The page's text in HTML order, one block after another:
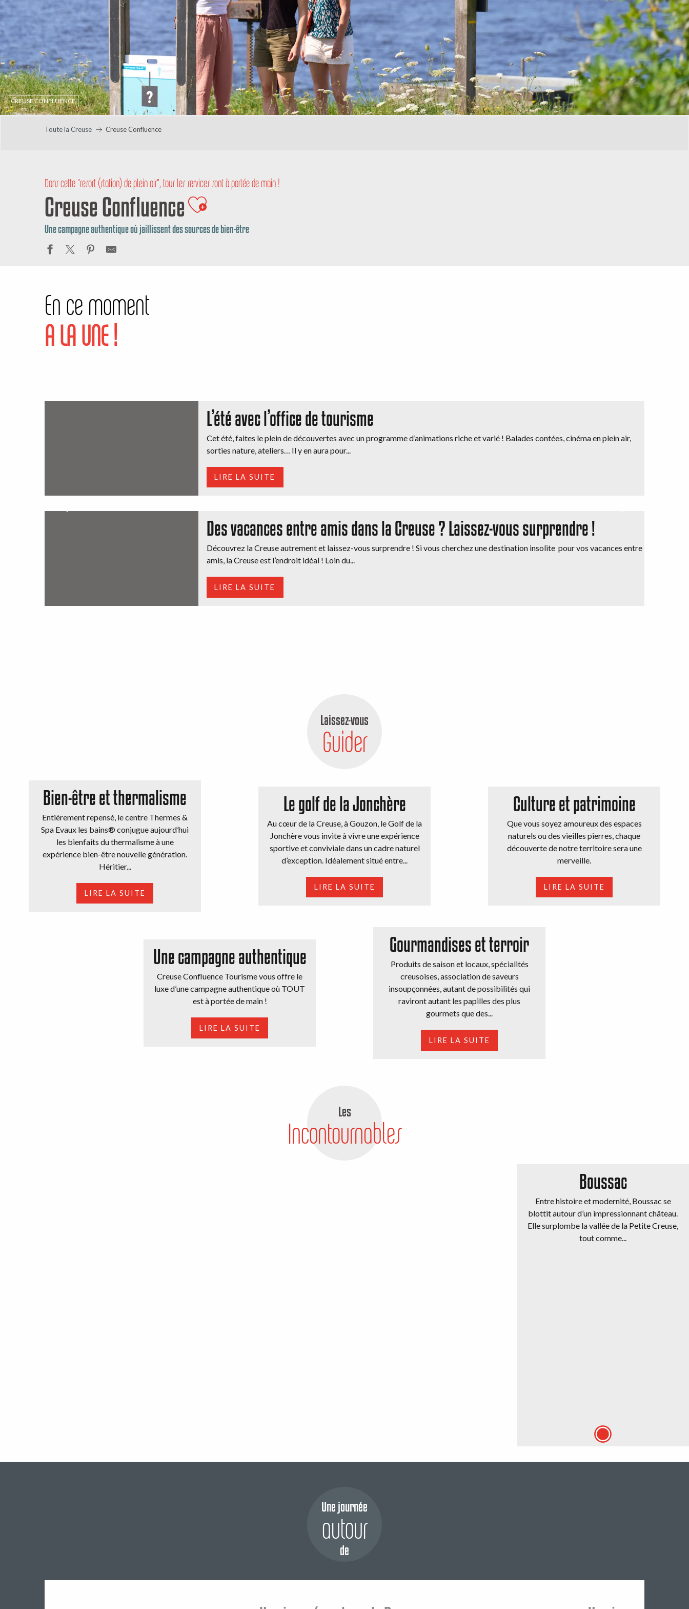
CREUSE CONFLUENCE
Toute la Creuse Creuse Confluence
Dans cette "resort (station) de plein air", tous les services sont à portée de main !
Creuse ConfluenceAjouter aux favoris
Une campagne authentique où jaillissent des sources de bien-être
En ce moment
A LA UNE !
L’été avec l’office de tourisme
Cet été, faites le plein de découvertes avec un programme d’animations riche et varié ! Balades contées, cinéma en plein air,
sorties nature, ateliers… Il y en aura pour...
LIRE LA SUITE
Des vacances entre amis dans la Creuse ? Laissez-vous surprendre !
Découvrez la Creuse autrement et laissez-vous surprendre ! Si vous cherchez une destination insolite pour vos vacances entre
amis, la Creuse est l’endroit idéal ! Loin du...
LIRE LA SUITE
Laissez-vous
Guider
Bien-être et thermalisme
Entièrement repensé, le centre Thermes &
Spa Evaux les bains® conjugue aujourd’hui
les bienfaits du thermalisme à une
expérience bien-être nouvelle génération.
Héritier...
LIRE LA SUITE
Le golf de la Jonchère
Au cœur de la Creuse, à Gouzon, le Golf de la
Jonchère vous invite à vivre une expérience
sportive et conviviale dans un cadre naturel
d’exception. Idéalement situé entre...
LIRE LA SUITE
Culture et patrimoine
Que vous soyez amoureux des espaces
naturels ou des vieilles pierres, chaque
découverte de notre territoire sera une
merveille.
LIRE LA SUITE
Une campagne authentique
Creuse Confluence Tourisme vous offre le
luxe d’une campagne authentique où TOUT
est à portée de main !
LIRE LA SUITE
Gourmandises et terroir
Produits de saison et locaux, spécialités
creusoises, association de saveurs
insoupçonnées, autant de possibilités qui
raviront autant les papilles des plus
gourmets que des...
LIRE LA SUITE
Les
Incontournables
Boussac
Entre histoire et modernité, Boussac se
blottit autour d’un impressionnant château.
Elle surplombe la vallée de la Petite Creuse,
tout comme...
Une journée
autour
de